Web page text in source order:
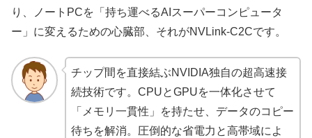
り、ノートPCを「持ち運べるAIスーパーコンピュータ
ー」に変えるための心臓部、それがNVLink-C2Cです。
チップ間を直接結ぶNVIDIA独自の超高速接
続技術です。CPUとGPUを一体化させて
「メモリ一貫性」を持たせ、データのコピー
待ちを解消。圧倒的な省電力と高帯域によ